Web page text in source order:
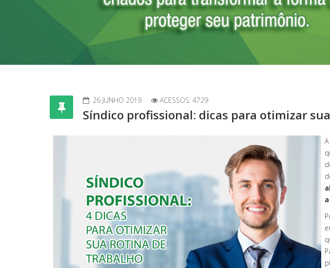
26 JUNHO 2019 ACESSOS: 4729
Síndico profissional: dicas para otimizar